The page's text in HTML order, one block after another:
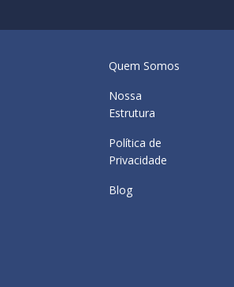
Quem Somos
Nossa
Estrutura
Política de
Privacidade
Blog